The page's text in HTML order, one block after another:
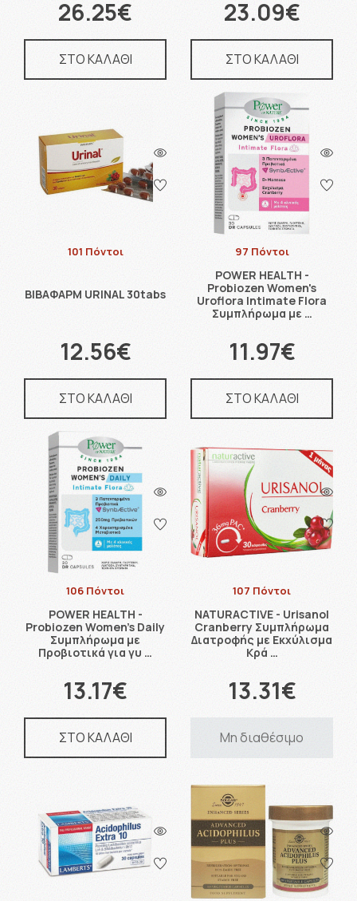
26.25€
ΣΤΟ ΚΑΛΑΘΙ
23.09€
ΣΤΟ ΚΑΛΑΘΙ
101 Πόντοι
ΒΙΒΑΦΑΡΜ URINAL 30tabs
12.56€
ΣΤΟ ΚΑΛΑΘΙ
97 Πόντοι
POWER HEALTH -
Probiozen Women's
Uroflora Intimate Flora
Συμπλήρωμα με …
11.97€
ΣΤΟ ΚΑΛΑΘΙ
106 Πόντοι
POWER HEALTH -
Probiozen Women's Daily
Συμπλήρωμα με
Προβιοτικά για γυ …
13.17€
ΣΤΟ ΚΑΛΑΘΙ
107 Πόντοι
NATURACTIVE - Urisanol
Cranberry Συμπλήρωμα
Διατροφής με Εκχύλισμα
Κρά …
13.31€
Μη διαθέσιμο